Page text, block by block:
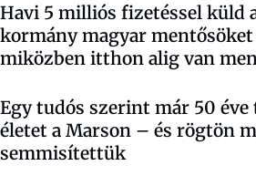
Havi 5 milliós fizetéssel küld
kormány magyar mentősöket
miközben itthon alig van
Egy tudós szerint már 50
életet a Marson – és rögtön
semmisítettük